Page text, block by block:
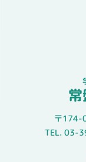
〒174-
TEL. 03-